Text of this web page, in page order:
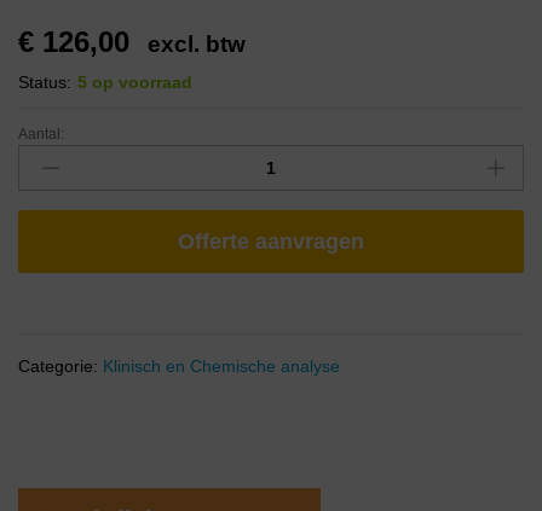
€ 126,00 excl. btw
Status: 5 op voorraad
Aantal:
Offerte aanvragen
Categorie: Klinisch en Chemische analyse